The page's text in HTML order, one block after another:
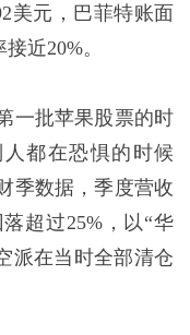
美元，巴菲特账面
近20%。
一批苹果股票的时
都在恐惧的时候
季数据，季度营收
超过25%，以“华
派在当时全部清仓